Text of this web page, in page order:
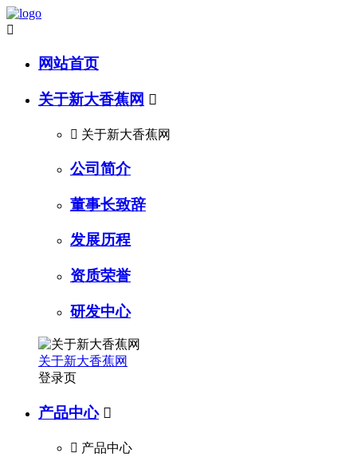

网站首页
关于新大香蕉网 
 关于新大香蕉网
公司简介
董事长致辞
发展历程
资质荣誉
研发中心
关于新大香蕉网
登录页
产品中心 
 产品中心